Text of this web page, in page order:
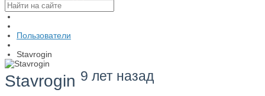
Пользователи
Stavrogin
Stavrogin 9 лет назад